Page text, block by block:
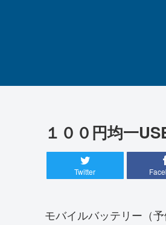
１００円均一
Twitter
モバイルバッテリー（